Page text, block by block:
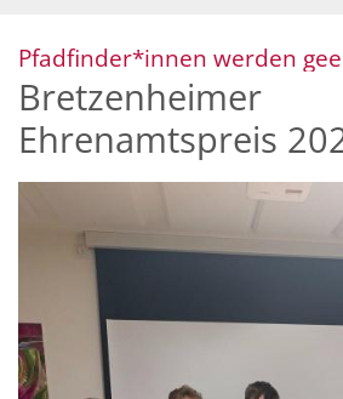
Pfadfinder*innen werden
Bretzenheimer
Ehrenamtspreis